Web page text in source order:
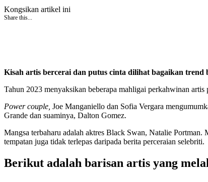
Kongsikan artikel ini
Share this...
Kisah artis bercerai dan putus cinta dilihat bagaikan
Tahun 2023 menyaksikan beberapa mahligai perkahwinan
Power couple, Joe Manganiello dan Sofia Vergara
Grande dan suaminya, Dalton Gomez.
Mangsa terbaharu adalah aktres Black Swan, Natalie
tempatan juga tidak terlepas daripada berita perceraian selebriti.
Berikut adalah barisan artis yang